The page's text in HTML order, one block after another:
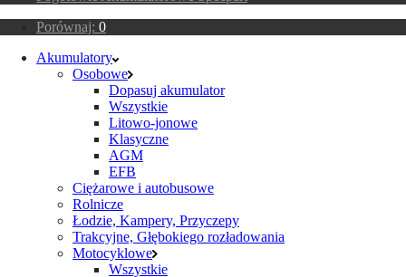
Porównaj: 0
Akumulatory
Osobowe
Dopasuj akumulator
Wszystkie
Litowo-jonowe
Klasyczne
AGM
EFB
Ciężarowe i autobusowe
Rolnicze
Łodzie, Kampery, Przyczepy
Trakcyjne, Głębokiego rozładowania
Motocyklowe
Wszystkie